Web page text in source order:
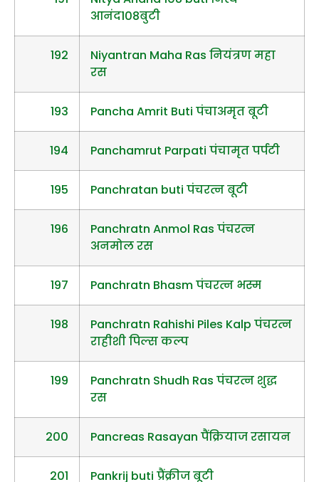
आनंद108बुटी
192
Niyantran Maha Ras नियंत्रण महा
रस
193 Pancha Amrit Buti पंचाअमृत बूटी
194 Panchamrut Parpati पंचामृत पर्पटी
195 Panchratan buti पंचरत्न बूटी
196
Panchratn Anmol Ras पंचरत्न
अनमोल रस
197 Panchratn Bhasm पंचरत्न भस्म
198
Panchratn Rahishi Piles Kalp पंचरत्न
राहीशी पिल्स कल्प
199
Panchratn Shudh Ras पंचरत्न शुद्ध
रस
200 Pancreas Rasayan पैंक्रियाज रसायन
201 Pankrij buti प्रैंक्रीज बूटी